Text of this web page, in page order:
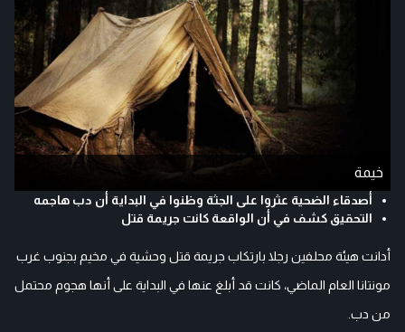
خيمة
أصدقاء الضحية عثروا على الجثة وظنوا في البداية أن دب هاجمه
التحقيق كشف في أن الواقعة كانت جريمة قتل
أدانت هيئة محلفين رجلا بارتكاب جريمة قتل وحشية في مخيم بجنوب غرب
مونتانا العام الماضي، كانت قد أبلغ عنها في البداية على أنها هجوم محتمل
من دب.